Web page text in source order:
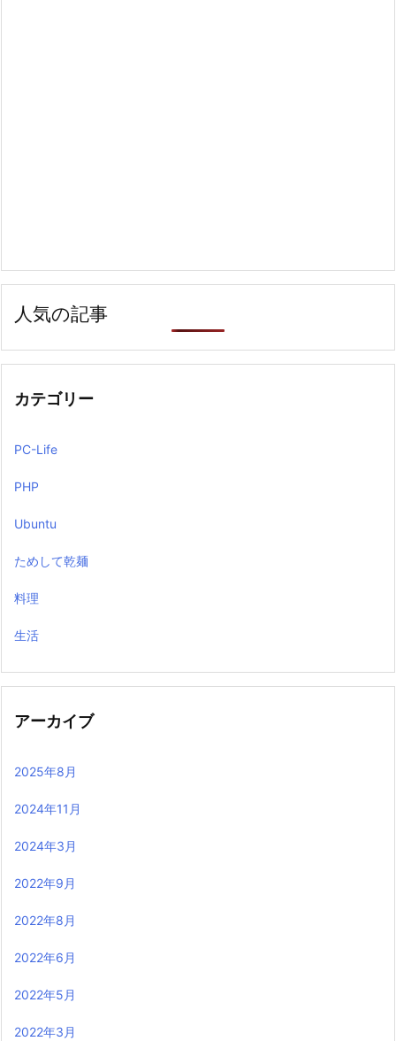
人気の記事
カテゴリー
PC-Life
PHP
Ubuntu
ためして乾麺
料理
生活
アーカイブ
2025年8月
2024年11月
2024年3月
2022年9月
2022年8月
2022年6月
2022年5月
2022年3月